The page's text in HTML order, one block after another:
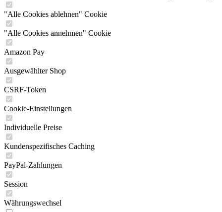
"Alle Cookies ablehnen" Cookie
"Alle Cookies annehmen" Cookie
Amazon Pay
Ausgewählter Shop
CSRF-Token
Cookie-Einstellungen
Individuelle Preise
Kundenspezifisches Caching
PayPal-Zahlungen
Session
Währungswechsel